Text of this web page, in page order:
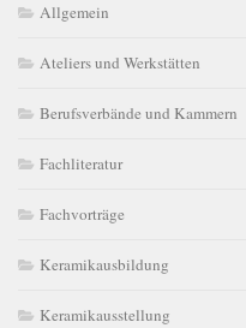
Allgemein
Ateliers und Werkstätten
Berufsverbände und Kammern
Fachliteratur
Fachvorträge
Keramikausbildung
Keramikausstellung